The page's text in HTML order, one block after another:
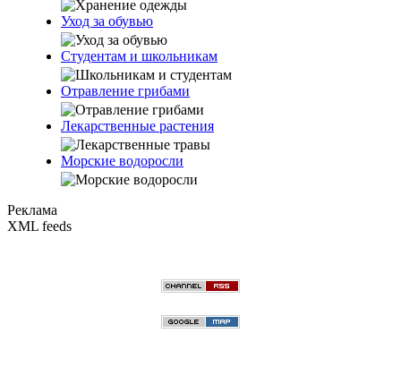
Уход за обувью
Студентам и школьникам
Отравление грибами
Лекарственные растения
Морские водоросли
Реклама
XML feeds